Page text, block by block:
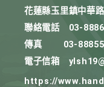
花蓮縣玉里鎮中華
聯絡電話
03-
傳真
03-
電子信箱
https://